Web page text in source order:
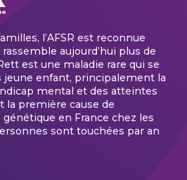
l’AFSR est reconnue
aujourd’hui plus de
est une maladie rare qui se
jeune enfant, principalement la
mental et des atteintes
la première cause de
génétique en France chez les
sont touchées par an